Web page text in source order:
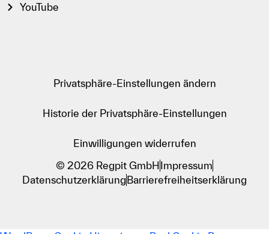
YouTube
Privatsphäre-Einstellungen ändern
Historie der Privatsphäre-Einstellungen
Einwilligungen widerrufen
© 2026 Regpit GmbHImpressum
DatenschutzerklärungBarrierefreiheitserklärung